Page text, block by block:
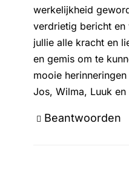
werkelijkheid
verdrietig bericht en
jullie alle kracht en
en gemis om te
mooie
Jos, Wilma, Luuk en
Beantwoorden